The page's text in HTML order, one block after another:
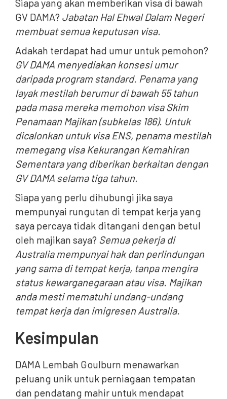
Siapa yang akan memberikan visa di bawah
GV DAMA? Jabatan Hal Ehwal Dalam Negeri
membuat semua keputusan visa.
Adakah terdapat had umur untuk pemohon?
GV DAMA menyediakan konsesi umur
daripada program standard. Penama yang
layak mestilah berumur di bawah 55 tahun
pada masa mereka memohon visa Skim
Penamaan Majikan (subkelas 186). Untuk
dicalonkan untuk visa ENS, penama mestilah
memegang visa Kekurangan Kemahiran
Sementara yang diberikan berkaitan dengan
GV DAMA selama tiga tahun.
Siapa yang perlu dihubungi jika saya
mempunyai rungutan di tempat kerja yang
saya percaya tidak ditangani dengan betul
oleh majikan saya? Semua pekerja di
Australia mempunyai hak dan perlindungan
yang sama di tempat kerja, tanpa mengira
status kewarganegaraan atau visa. Majikan
anda mesti mematuhi undang-undang
tempat kerja dan imigresen Australia.
Kesimpulan
DAMA Lembah Goulburn menawarkan
peluang unik untuk perniagaan tempatan
dan pendatang mahir untuk mendapat